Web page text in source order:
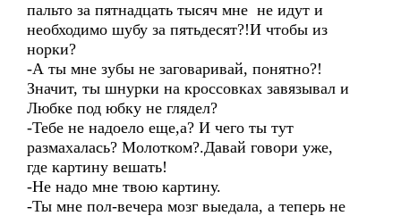
пальто за пятнадцать тысяч мне не идут и
необходимо шубу за пятьдесят?!И чтобы из
норки?
-А ты мне зубы не заговаривай, понятно?!
Значит, ты шнурки на кроссовках завязывал и
Любке под юбку не глядел?
-Тебе не надоело еще,а? И чего ты тут
размахалась? Молотком?.Давай говори уже,
где картину вешать!
-Не надо мне твою картину.
-Ты мне пол-вечера мозг выедала, а теперь не